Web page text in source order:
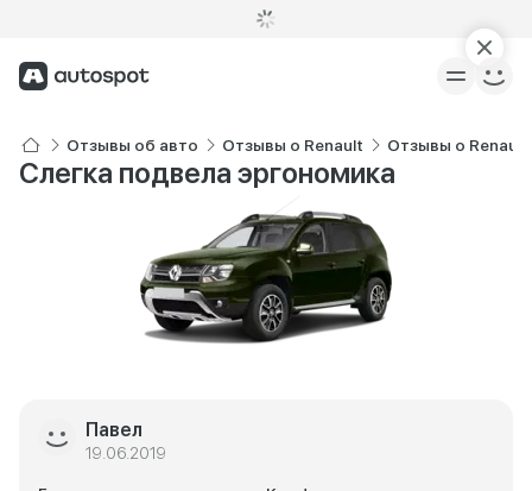
Отзывы об авто Отзывы о Renault Отзывы о
Слегка подвела эргономика
Павел
19.06.2019